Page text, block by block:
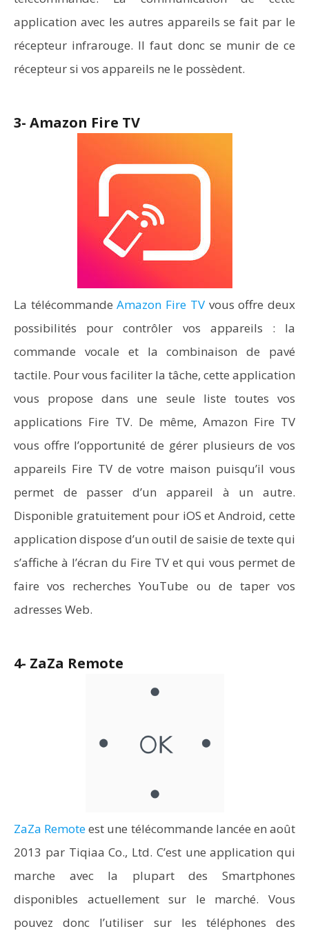
application avec les autres appareils se fait par le
récepteur infrarouge. Il faut donc se munir de ce
récepteur si vos appareils ne le possèdent.
3- Amazon Fire TV
La télécommandeAmazon Fire TVvous offre deux
possibilités pour contrôler vos appareils : la
commande vocale et la combinaison de pavé
tactile. Pour vous faciliter la tâche, cette application
vous propose dans une seule liste toutes vos
applications Fire TV. De même, Amazon Fire TV
vous offre l’opportunité de gérer plusieurs de vos
appareils Fire TV de votre maison puisqu’il vous
permet de passer d’un appareil à un autre.
Disponible gratuitement pour iOS et Android, cette
application dispose d’un outil de saisie de texte qui
s’affiche à l’écran du Fire TV et qui vous permet de
faire vos recherches YouTube ou de taper vos
adresses Web.
4- ZaZa Remote
ZaZa Remoteest une télécommande lancée en août
2013 par Tiqiaa Co., Ltd. C’est une application qui
marche avec la plupart des Smartphones
disponibles actuellement sur le marché. Vous
pouvez donc l’utiliser sur les téléphones des